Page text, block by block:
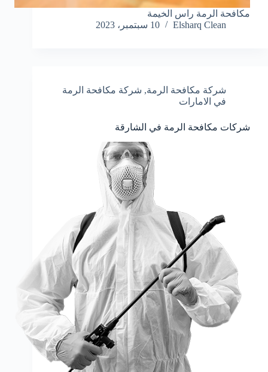
مكافحة الرمة راس الخيمة
Elsharq Clean
10 سبتمبر، 2023
شركة مكافحة الرمة, شركة مكافحة الرمة
في الامارات
شركات مكافحة الرمة في الشارقة